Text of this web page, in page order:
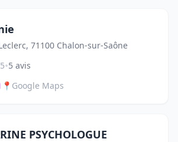
71100 Chalon-sur-Saône
•5 avis
📍 Google Maps
PSYCHOLOGUE